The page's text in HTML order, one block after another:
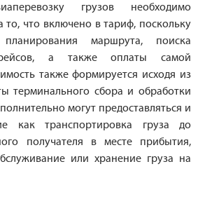
грузов необходимо
то, что включено в тариф, поскольку
маршрута, поиска
а также оплаты самой
также формируется исходя из
терминального сбора и обработки
могут предоставляться и
как транспортировка груза до
получателя в месте прибытия,
или хранение груза на